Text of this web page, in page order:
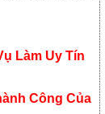
Làm Uy Tín
Công Của